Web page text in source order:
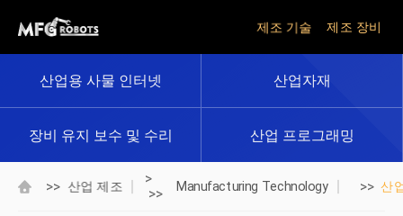
제조 기술 제조 장비
산업용 사물 인터넷 산업자재
장비 유지 보수 및 수리 산업 프로그래밍
>> 산업 제조
>
>>
Manufacturing Technology >> 산